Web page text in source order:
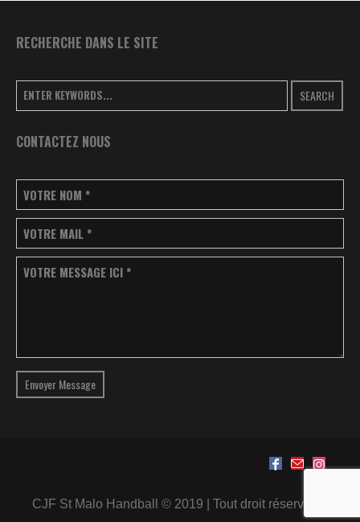
RECHERCHE DANS LE SITE
SEARCH
CONTACTEZ NOUS
VOTRE NOM *
VOTRE MAIL *
VOTRE MESSAGE ICI *
Envoyer Message
CJF St Malo Handball © 2019 | Tout droit réservé